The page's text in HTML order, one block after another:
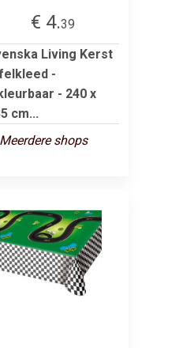
€ 4.39
Living Kerst
-
- 240 x
cm...
Meerdere shops